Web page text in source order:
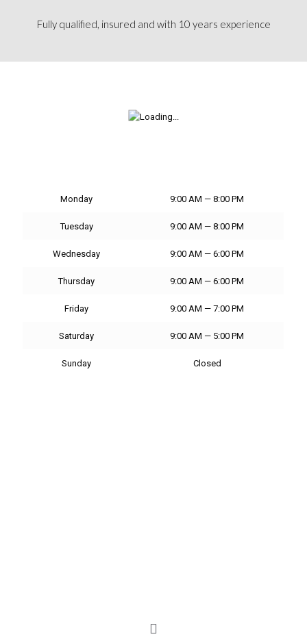
Fully qualified, insured and with 10 years experience
Monday 9:00 AM — 8:00 PM
Tuesday 9:00 AM — 8:00 PM
Wednesday 9:00 AM — 6:00 PM
Thursday 9:00 AM — 6:00 PM
Friday 9:00 AM — 7:00 PM
Saturday 9:00 AM — 5:00 PM
Sunday Closed